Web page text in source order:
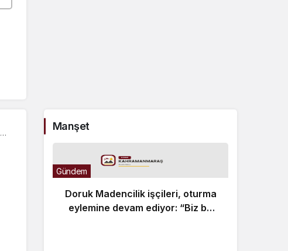
Manşet
Gündem
Doruk Madencilik işçileri, oturma
eylemine devam ediyor: “Biz bu